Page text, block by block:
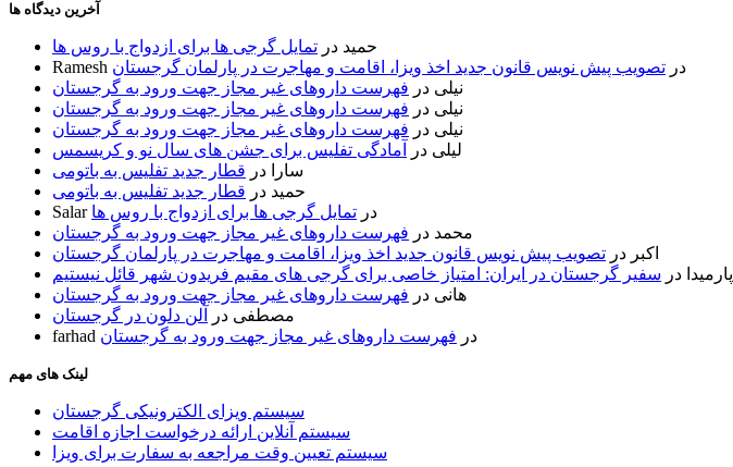
آخرین دیدگاه ها
حمید در تمایل گرجی ها برای ازدواج با روس ها
Ramesh
در تصویب پیش نویس قانون جدید اخذ ویزا، اقامت و مهاجرت در پارلمان گرجستان
نیلی در فهرست داروهای غیر مجاز جهت ورود به گرجستان
نیلی در فهرست داروهای غیر مجاز جهت ورود به گرجستان
نیلی در فهرست داروهای غیر مجاز جهت ورود به گرجستان
لیلی در
آمادگی تفلیس برای جشن های سال نو و کریسمس
سارا
در قطار جدید تفلیس به باتومی
حمید در قطار جدید تفلیس به باتومی
Salar
در تمایل گرجی ها برای ازدواج با روس ها
محمد در فهرست داروهای غیر مجاز جهت ورود به گرجستان
اکبر در تصویب پیش نویس قانون جدید اخذ ویزا، اقامت و مهاجرت در پارلمان گرجستان
پارمیدا در سفیر گرجستان در ایران: امتیاز خاصی برای گرجی های مقیم فریدون شهر قائل نیستیم
هانی در فهرست داروهای غیر مجاز جهت ورود به گرجستان
مصطفی در
آلن دلون در گرجستان
farhad
در فهرست داروهای غیر مجاز جهت ورود به گرجستان
لینک های مهم
سیستم ویزای الکترونیکی گرجستان
سیستم آنلاین ارائه درخواست اجازه اقامت
سیستم تعیین وقت مراجعه به سفارت برای ویزا